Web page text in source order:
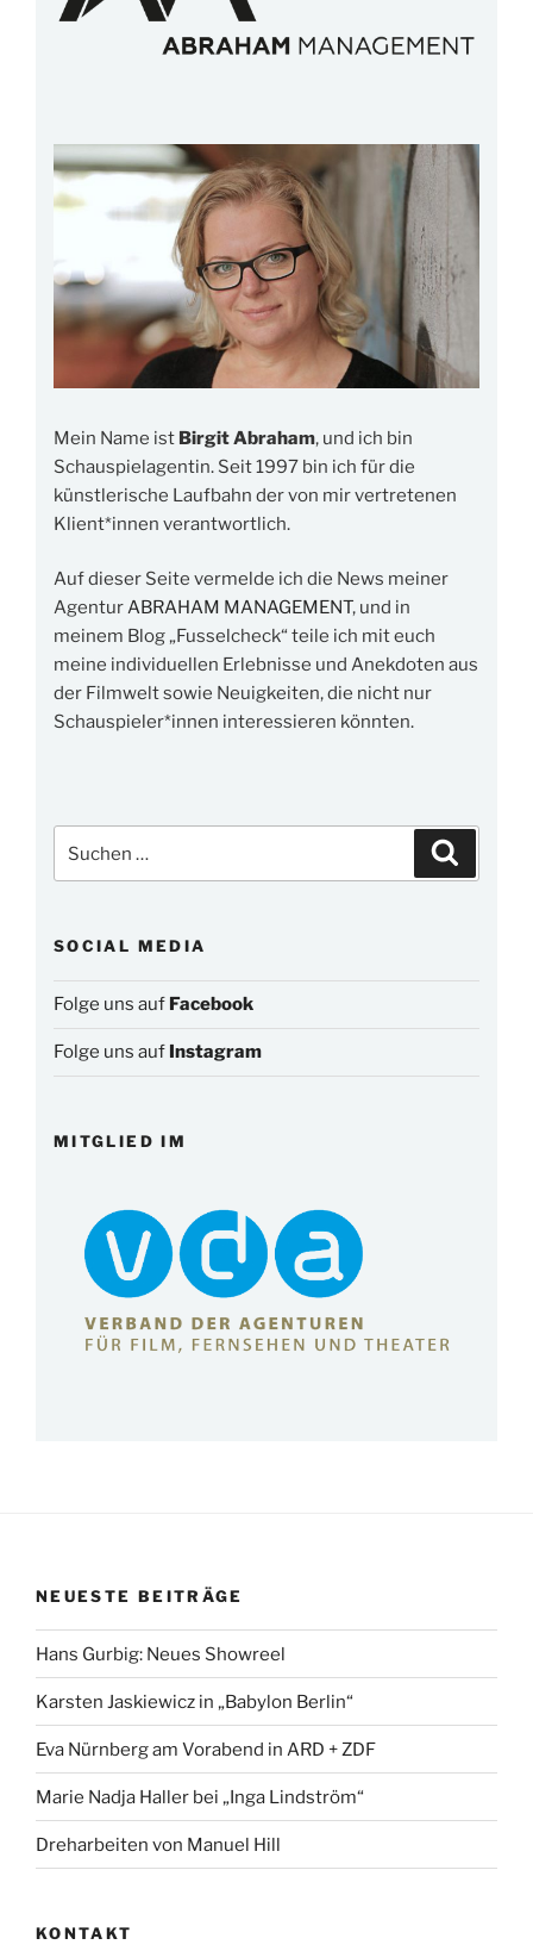
Mein Name ist Birgit Abraham, und ich bin
Schauspielagentin. Seit 1997 bin ich für die
künstlerische Laufbahn der von mir vertretenen
Klient*innen verantwortlich.
Auf dieser Seite vermelde ich die News meiner
AgenturABRAHAM MANAGEMENT, und in
meinem Blog „Fusselcheck“ teile ich mit euch
meine individuellen Erlebnisse und Anekdoten aus
der Filmwelt sowie Neuigkeiten, die nicht nur
Schauspieler*innen interessieren könnten.
nach:
SOCIAL MEDIA
Folge uns auf Facebook
Folge uns auf Instagram
MITGLIED IM
NEUESTE BEITRÄGE
Hans Gurbig: Neues Showreel
Karsten Jaskiewicz in „Babylon Berlin“
Eva Nürnberg am Vorabend in ARD + ZDF
Marie Nadja Haller bei „Inga Lindström“
Dreharbeiten von Manuel Hill
KONTAKT